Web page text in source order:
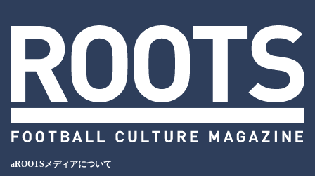
aROOTSメディアについて